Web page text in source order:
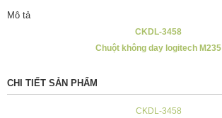
Mô tả
CKDL-3458
Chuột không day logitech M235
CHI TIẾT SẢN PHẨM
CKDL-3458